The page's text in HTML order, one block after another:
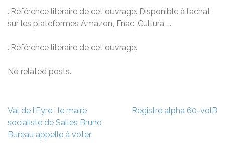
., Référence litéraire de cet ouvrage. Disponible à l’achat
sur les plateformes Amazon, Fnac, Cultura ….
., Référence litéraire de cet ouvrage.
No related posts.
Navigation
de
l’article
Val de l’Eyre : le maire
socialiste de Salles Bruno
Bureau appelle à voter
Registre alpha 60-volB